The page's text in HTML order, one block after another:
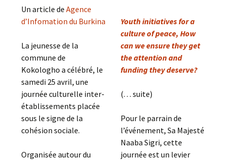
Un article deAgence
d’Infomation du Burkina
La jeunesse de la
commune de
Kokologho a célébré, le
samedi 25 avril, une
journée culturelle inter-
établissements placée
sous le signe de la
cohésion sociale.
Organisée autour du
Youth initiatives for a
culture of peace, How
can we ensure they get
the attention and
funding they deserve?
(. . . suite)
Pour le parrain de
l’événement, Sa Majesté
Naaba Sigri, cette
journée est un levier